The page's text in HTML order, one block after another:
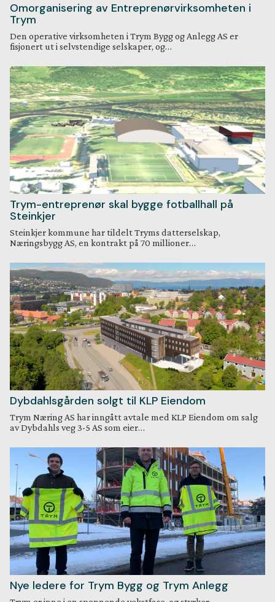
Omorganisering av Entreprenørvirksomheten i
Trym
Den operative virksomheten i Trym Bygg og Anlegg AS er
fisjonert ut i selvstendige selskaper, og…
Trym-entreprenør skal bygge fotballhall på
Steinkjer
Steinkjer kommune har tildelt Tryms datterselskap,
Næringsbygg AS, en kontrakt på 70 millioner…
Dybdahlsgården solgt til KLP Eiendom
Trym Næring AS har inngått avtale med KLP Eiendom om salg
av Dybdahls veg 3-5 AS som eier…
Nye ledere for Trym Bygg og Trym Anlegg